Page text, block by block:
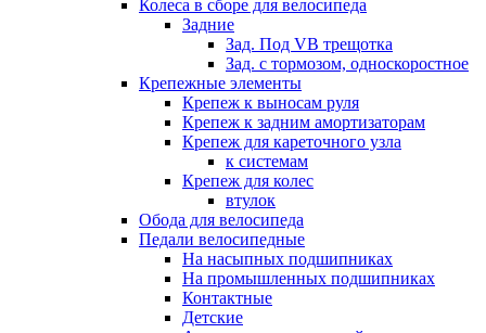
Колеса в сборе для велосипеда
Задние
Зад. Под VB трещотка
Зад. с тормозом, односкоростное
Крепежные элементы
Крепеж к выносам руля
Крепеж к задним амортизаторам
Крепеж для кареточного узла
к системам
Крепеж для колес
втулок
Обода для велосипеда
Педали велосипедные
На насыпных подшипниках
На промышленных подшипниках
Контактные
Детские